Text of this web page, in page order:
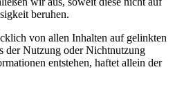
beruhen.
von allen Inhalten auf gelinkten
der Nutzung oder Nichtnutzung
entstehen, haftet allein der